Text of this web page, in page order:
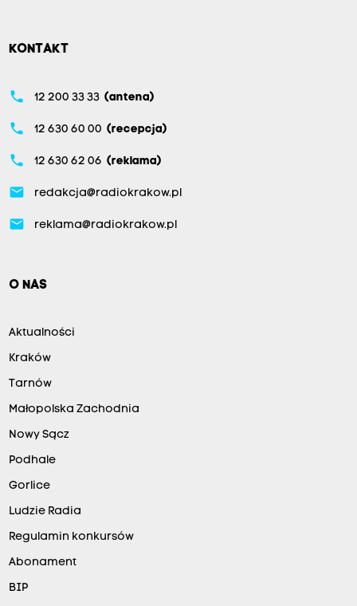
KONTAKT
phone 12 200 33 33 (antena)
phone 12 630 60 00 (recepcja)
phone 12 630 62 06 (reklama)
email redakcja@radiokrakow.pl
email reklama@radiokrakow.pl
O NAS
Aktualności
Kraków
Tarnów
Małopolska Zachodnia
Nowy Sącz
Podhale
Gorlice
Ludzie Radia
Regulamin konkursów
Abonament
BIP